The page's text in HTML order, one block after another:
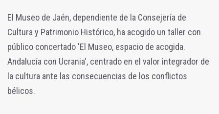
El Museo de Jaén, dependiente de la Consejería de
Cultura y Patrimonio Histórico, ha acogido un taller con
público concertado 'El Museo, espacio de acogida.
Andalucía con Ucrania', centrado en el valor integrador de
la cultura ante las consecuencias de los conflictos
bélicos.